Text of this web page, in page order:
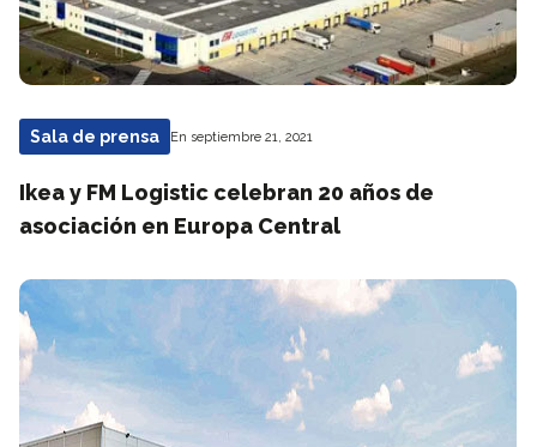
Sala de prensa En septiembre 21, 2021
Ikea y FM Logistic celebran 20 años de
asociación en Europa Central